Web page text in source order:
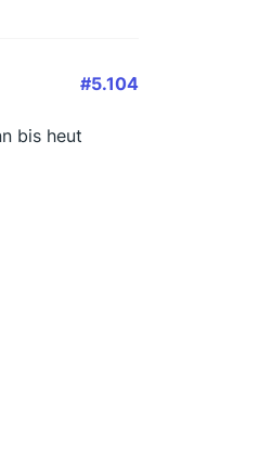
#5.104
bis heut